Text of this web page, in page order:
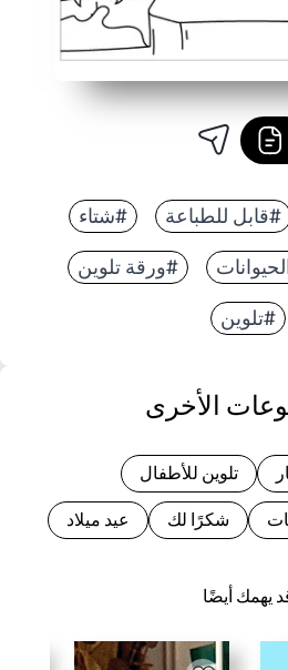
#قابل للطباعة #شتاء
#ورقة تلوين
#تلوين
يهمك أيضًا
الأخرى
تلوين للأطفال
شكرًا لك عيد ميلاد